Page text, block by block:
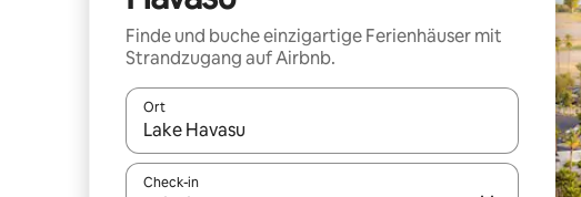
Finde und buche einzigartige Ferienhäuser mit
Strandzugang auf Airbnb.
Ort
Wenn Ergebnisse verfügbar sind, navigiere mit den
Check-in